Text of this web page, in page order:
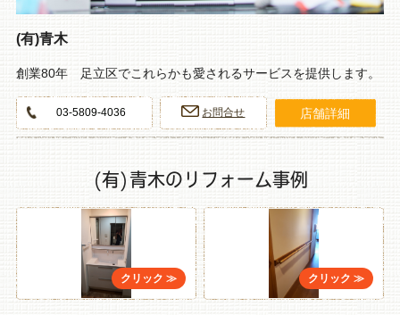
(有)青木
創業80年 足立区でこれらかも愛されるサービスを提供します。
03-5809-4036 お問合せ 店舗詳細
(有)青木のリフォーム事例